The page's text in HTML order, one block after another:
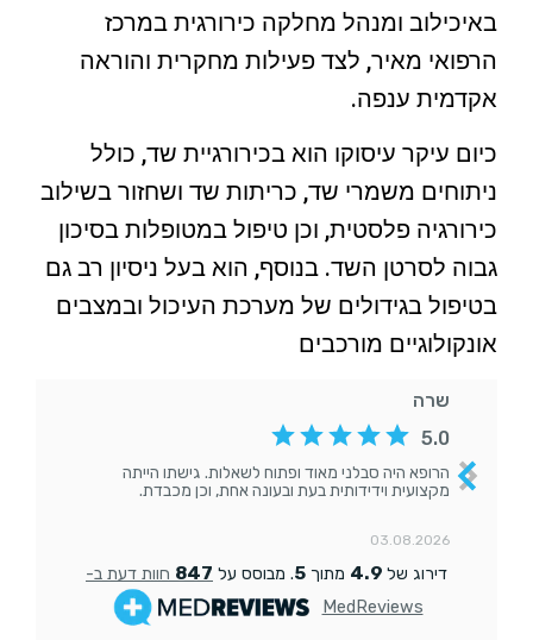
באיכילוב ומנהל מחלקה כירורגית במרכז
הרפואי מאיר, לצד פעילות מחקרית והוראה
אקדמית ענפה.
כיום עיקר עיסוקו הוא בכירורגיית שד, כולל
ניתוחים משמרי שד, כריתות שד ושחזור בשילוב
כירורגיה פלסטית, וכן טיפול במטופלות בסיכון
גבוה לסרטן השד. בנוסף, הוא בעל ניסיון רב גם
בטיפול בגידולים של מערכת העיכול ובמצבים
אונקולוגיים מורכבים